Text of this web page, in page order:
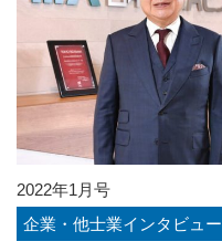
2022年1月号
企業・他士業インタビュー